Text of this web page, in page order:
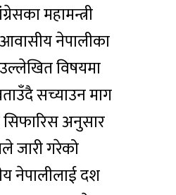
महामन्त्री
आवासीय नेपालीका
विषयमा
सच्याउन माग
अनुसार
जारी गरेको
नेपालीलाई दश